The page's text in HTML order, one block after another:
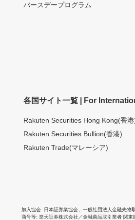
バースデープログラム
各国サイト一覧 | For
Rakuten Securities Hong Kong(香港
Rakuten Securities Bullion(香港)
Rakuten Trade(マレーシア)
加入協会 日本証券業協会 一般社団法人金融先物
商号等 楽天証券株式会社／金融商品取引業者 関